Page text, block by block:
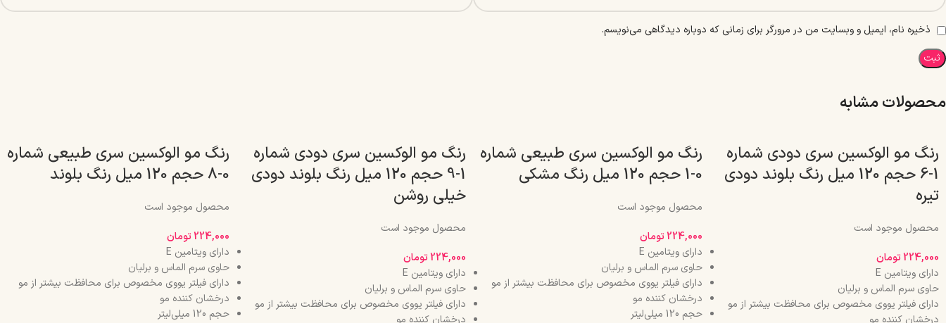
ذخیره نام، ایمیل و وبسایت من در مرورگر برای زمانی که دوباره دیدگاهی می‌نویسم.
محصولات مشابه
رنگ مو الوکسین سری دودی شماره
1-6 حجم 120 میل رنگ بلوند دودی
تیره
محصول موجود است
224,000تومان
دارای ویتامین E
حاوی سرم الماس و برلیان
دارای فیلتر یووی مخصوص برای محافظت بیشتر از مو
درخشان کننده مو
رنگ مو الوکسین سری طبیعی شماره
0-1 حجم 120 میل رنگ مشکی
محصول موجود است
224,000تومان
دارای ویتامین E
حاوی سرم الماس و برلیان
دارای فیلتر یووی مخصوص برای محافظت بیشتر از مو
درخشان کننده مو
حجم 120 میلی‌لیتر
رنگ مو الوکسین سری دودی شماره
1-9 حجم 120 میل رنگ بلوند دودی
خیلی روشن
محصول موجود است
224,000تومان
دارای ویتامین E
حاوی سرم الماس و برلیان
دارای فیلتر یووی مخصوص برای محافظت بیشتر از مو
درخشان کننده مو
رنگ مو الوکسین سری طبیعی شماره
0-8 حجم 120 میل رنگ بلوند
محصول موجود است
224,000تومان
دارای ویتامین E
حاوی سرم الماس و برلیان
دارای فیلتر یووی مخصوص برای محافظت بیشتر از مو
درخشان کننده مو
حجم 120 میلی‌لیتر